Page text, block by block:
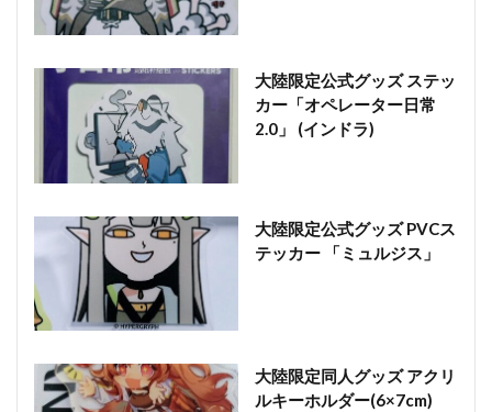
大陸限定公式グッズ ステッ
カー「オペレーター日常
2.0」 (インドラ)
大陸限定公式グッズ PVCス
テッカー 「ミュルジス」
大陸限定同人グッズ アクリ
ルキーホルダー(6×7cm)